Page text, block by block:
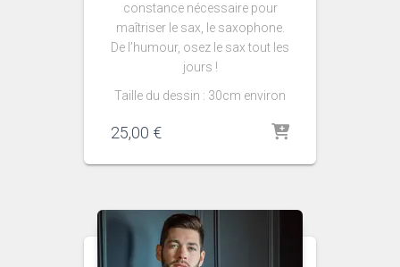
constance nécessaire pour
maîtriser le sax, le saxophone.
De l’humour, osez le sax tout les
jours !
Taille du dessin : 30cm environ
25,00 €